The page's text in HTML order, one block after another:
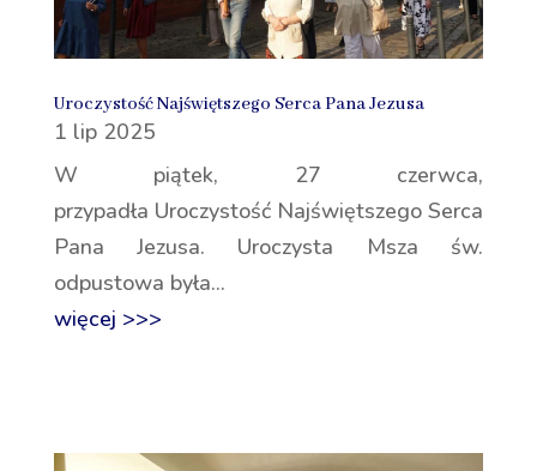
Uroczystość Najświętszego Serca Pana Jezusa
1 lip 2025
W piątek, 27 czerwca,
przypadła Uroczystość Najświętszego Serca
Pana Jezusa. Uroczysta Msza św.
odpustowa była...
więcej >>>